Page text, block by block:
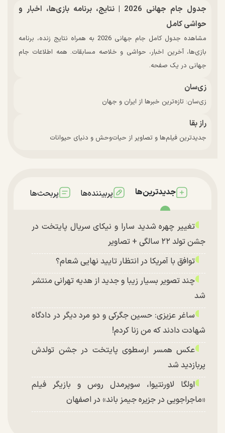
جدول جام جهانی 2026 | نتایج، برنامه بازی‌ها، اخبار و
حواشی کامل
مشاهده جدول کامل جام جهانی 2026 به همراه نتایج زنده، برنامه
بازی‌ها، آخرین اخبار، حواشی و خلاصه مسابقات. همه اطلاعات جام
جهانی در یک صفحه.
زی‌سان
زی‌سان: تازه‌ترین خبرها از ایران و جهان
راز بقا
جدیدترین فیلم‌ها و تصاویر از حیات‌وحش و دنیای حیوانات
جدیدترین‌ها پربیننده‌ها پربحث‌ها
تغییر چهره شدید سارا و نیکای سریال پایتخت در
جشن تولد ۲۲ سالگی + تصاویر
توافق با آمریکا در انتظار تایید نهایی شعام؟
چند تصویر بسیار زیبا و جدید از هدیه تهرانی منتشر
شد
ساغر عزیزی: حسین جگرکی و دو مرد دیگر در دادگاه
شهادت دادند که من زنا کردم!
عکس همسر ارسطوی پایتخت در جشن تولدش
پربازدید شد
اولگا لاورنتیوا، سوپرمدل روس و بازیگر فیلم
«ماجراجویی در جزیره جیمز باند» در اصفهان